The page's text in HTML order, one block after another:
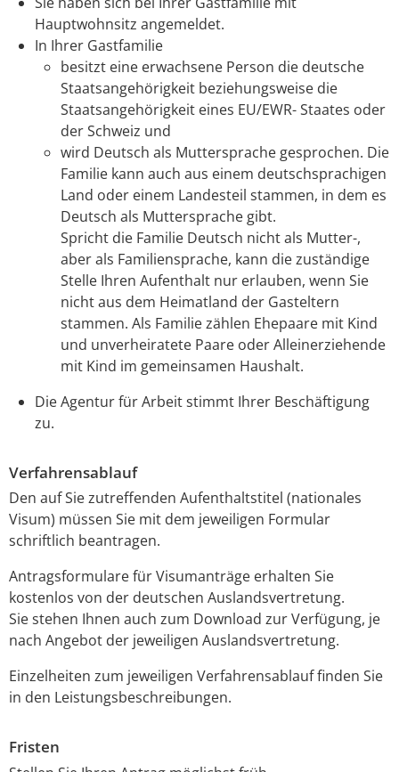
Hauptwohnsitz angemeldet.
In Ihrer Gastfamilie
besitzt eine erwachsene Person die deutsche
Staatsangehörigkeit beziehungsweise die
Staatsangehörigkeit eines EU/EWR- Staates oder
der Schweiz und
wird Deutsch als Muttersprache gesprochen. Die
Familie kann auch aus einem deutschsprachigen
Land oder einem Landesteil stammen, in dem es
Deutsch als Muttersprache gibt.
Spricht die Familie Deutsch nicht als Mutter-,
aber als Familiensprache, kann die zuständige
Stelle Ihren Aufenthalt nur erlauben, wenn Sie
nicht aus dem Heimatland der Gasteltern
stammen. Als Familie zählen Ehepaare mit Kind
und unverheiratete Paare oder Alleinerziehende
mit Kind im gemeinsamen Haushalt.
Die Agentur für Arbeit stimmt Ihrer Beschäftigung
zu.
Verfahrensablauf
Den auf Sie zutreffenden Aufenthaltstitel (nationales
Visum) müssen Sie mit dem jeweiligen Formular
schriftlich beantragen.
Antragsformulare für Visumanträge erhalten Sie
kostenlos von der deutschen Auslandsvertretung.
Sie stehen Ihnen auch zum Download zur Verfügung, je
nach Angebot der jeweiligen Auslandsvertretung.
Einzelheiten zum jeweiligen Verfahrensablauf finden Sie
in den Leistungsbeschreibungen.
Fristen